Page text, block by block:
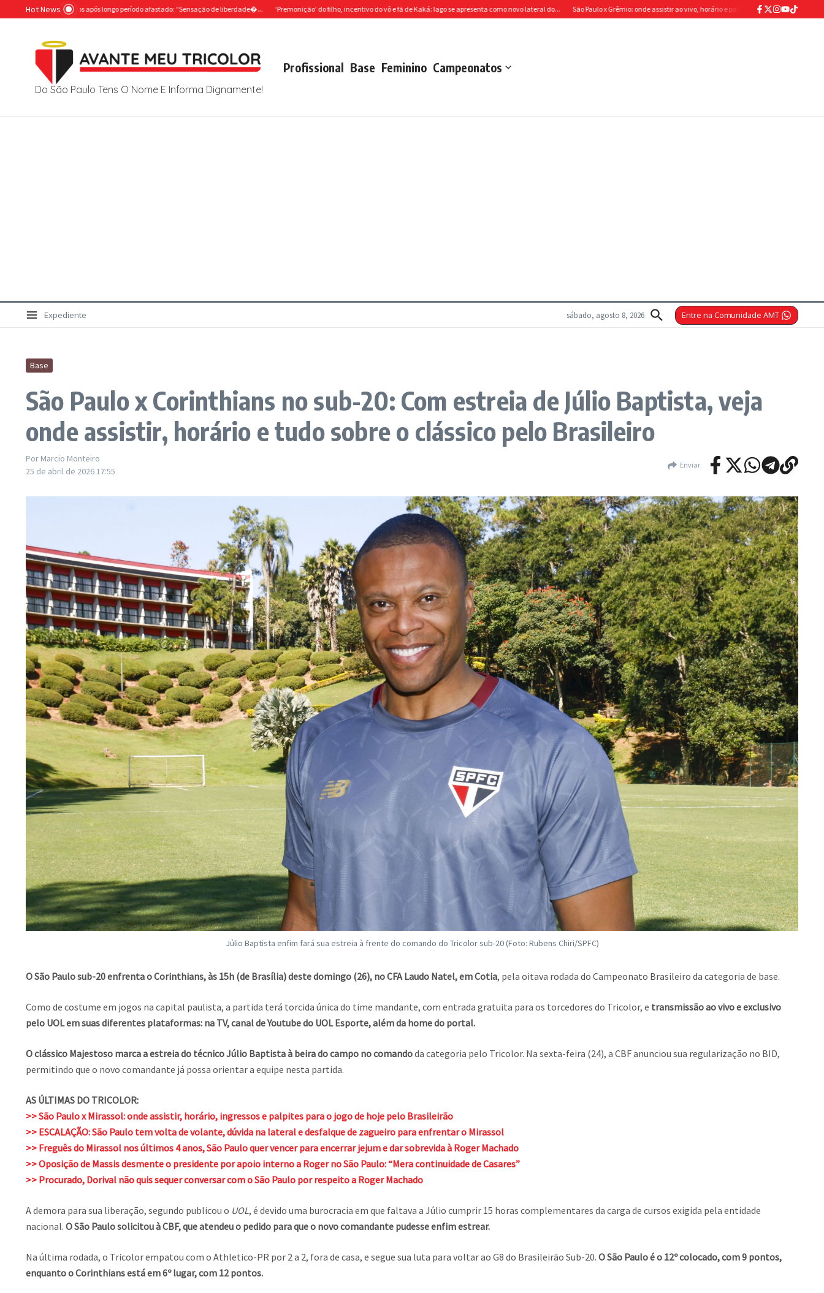
Ir para o conteúdo
Hot News
aos campos após longo período afastado: “Sensação de liberdade�... ‘Premonição’ do filho, incentivo do vô e fã de Kaká: Iago se apresenta como novo lateral do... São Paulo x Grêmio: onde assistir ao vivo, horário e palpite para o próximo jogo pelo
Do São Paulo Tens O Nome E Informa Dignamente!
Profissional Base Feminino Campeonatos
Expediente sábado, agosto 8, 2026 Entre na Comunidade AMT
Base
São Paulo x Corinthians no sub-20: Com estreia de Júlio Baptista, veja
onde assistir, horário e tudo sobre o clássico pelo Brasileiro
Por Marcio Monteiro
25 de abril de 202617:55
Enviar
Júlio Baptista enfim fará sua estreia à frente do comando do Tricolor sub-20 (Foto: Rubens Chiri/SPFC)
O São Paulo sub-20 enfrenta o Corinthians, às 15h (de Brasília) deste domingo (26), no CFA Laudo Natel, em Cotia, pela oitava rodada do Campeonato Brasileiro da categoria de base.
Como de costume em jogos na capital paulista, a partida terá torcida única do time mandante, com entrada gratuita para os torcedores do Tricolor, e transmissão ao vivo e exclusivo
pelo UOL em suas diferentes plataformas: na TV, canal de Youtube do UOL Esporte, além da home do portal.
O clássico Majestoso marca a estreia do técnico Júlio Baptista à beira do campo no comandoda categoria pelo Tricolor. Na sexta-feira (24), a CBF anunciou sua regularização no BID,
permitindo que o novo comandante já possa orientar a equipe nesta partida.
AS ÚLTIMAS DO TRICOLOR:
>> São Paulo x Mirassol: onde assistir, horário, ingressos e palpites para o jogo de hoje pelo Brasileirão
>> ESCALAÇÃO: São Paulo tem volta de volante, dúvida na lateral e desfalque de zagueiro para enfrentar o Mirassol
>> Freguês do Mirassol nos últimos 4 anos, São Paulo quer vencer para encerrar jejum e dar sobrevida à Roger Machado
>> Oposição de Massis desmente o presidente por apoio interno a Roger no São Paulo: “Mera continuidade de Casares”
>> Procurado, Dorival não quis sequer conversar com o São Paulo por respeito a Roger Machado
A demora para sua liberação, segundo publicou o UOL, é devido uma burocracia em que faltava a Júlio cumprir 15 horas complementares da carga de cursos exigida pela entidade
nacional. O São Paulo solicitou à CBF, que atendeu o pedido para que o novo comandante pudesse enfim estrear.
Na última rodada, o Tricolor empatou com o Athletico-PR por 2 a 2, fora de casa, e segue sua luta para voltar ao G8 do Brasileirão Sub-20. O São Paulo é o 12º colocado, com 9 pontos,
enquanto o Corinthians está em 6º lugar, com 12 pontos.